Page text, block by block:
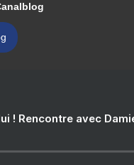
! Rencontre avec